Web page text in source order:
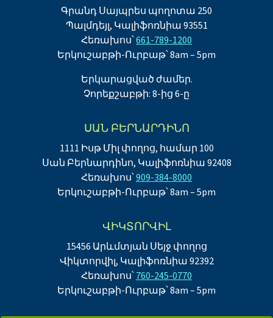
Գրանդ Սայպրես պողոտա 250
Պալմդեյլ, Կալիֆոռնիա 93551
Հեռախոս՝661-789-1200
Երկուշաբթի-Ուրբաթ՝ 8am – 5pm
Երկարացված ժամեր.
Չորեքշաբթի: 8-ից 6-ը
ՍԱՆ ԲԵՐՆԱՐԴԻՆՈ
1111 Իսթ Միլ փողոց, համար 100
Սան Բերնարդինո, Կալիֆոռնիա 92408
Հեռախոս՝909-384-8000
Երկուշաբթի-Ուրբաթ՝ 8am – 5pm
ՎԻԿՏՈՐՎԻԼ
15456 Արևմտյան Սեյջ փողոց
Վիկտորվիլ, Կալիֆոռնիա 92392
Հեռախոս՝760-245-0770
Երկուշաբթի-Ուրբաթ՝ 8am – 5pm